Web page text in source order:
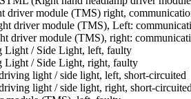
driver module (TMS) right,
driver module (TMS), Left:
driver module (TMS), right:
Light / Side Light, left, faulty
Light / Side Light, right, faulty
light / side light, left, short-circuited
light / side light, right, short-circuited